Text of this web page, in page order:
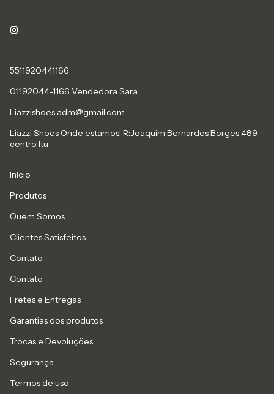
5511920441166
01192044-1166 Vendedora Sara
Liazzishoes.adm@gmail.com
Liazzi Shoes Onde estamos: R:Joaquim Bernardes Borges 489
centro Itu
Início
Produtos
Quem Somos
Clientes Satisfeitos
Contato
Contato
Fretes e Entregas
Garantias dos produtos
Trocas e Devoluções
Segurança
Termos de uso